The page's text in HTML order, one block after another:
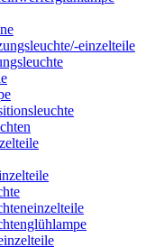
einzelteile